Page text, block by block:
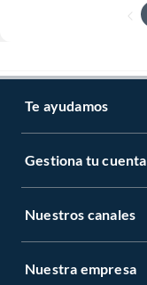
Te ayudamos
Gestiona tu cuenta
Nuestros canales
Nuestra empresa